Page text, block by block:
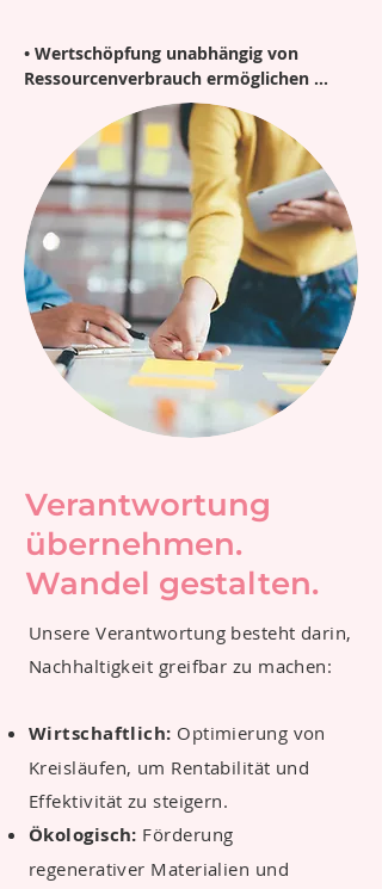
• Wertschöpfung unabhängig von
Ressourcenverbrauch ermöglichen
… Indem wir Prozesse und
Geschäftsmodelle umgestalten, fördern
wir eine Wirtschaft, die wächst, ohne
natürliche Ressourcen zu erschöpfen.
Verantwortung
übernehmen.
Wandel gestalten.
Unsere Verantwortung besteht darin,
Nachhaltigkeit greifbar zu machen:
Wirtschaftlich: Optimierung von
Kreisläufen, um Rentabilität und
Effektivität zu steigern.
Ökologisch: Förderung
regenerativer Materialien und